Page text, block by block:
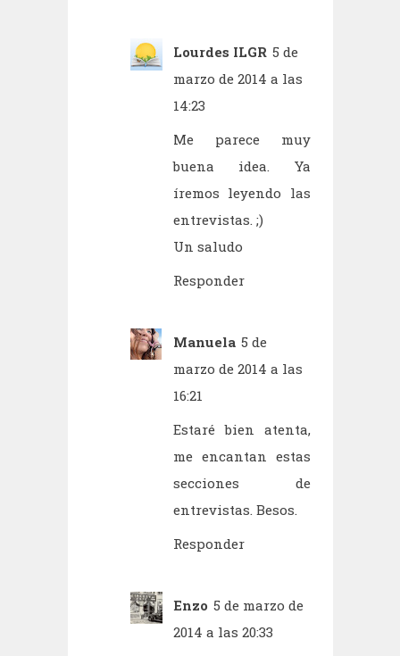
Lourdes ILGR 5 de
marzo de 2014 a las
14:23
Me parece muy
buena idea. Ya
íremos leyendo las
entrevistas. ;)
Un saludo
Responder
Manuela 5 de
marzo de 2014 a las
16:21
Estaré bien atenta,
me encantan estas
secciones de
entrevistas. Besos.
Responder
Enzo 5 de marzo de
2014 a las 20:33